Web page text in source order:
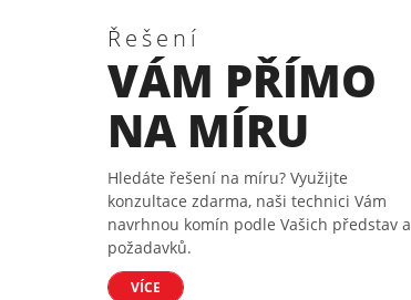
Řešení
VÁM PŘÍMO
NA MÍRU
Hledáte řešení na míru? Využijte
konzultace zdarma, naši technici Vám
navrhnou komín podle Vašich představ a
požadavků.
VÍCE